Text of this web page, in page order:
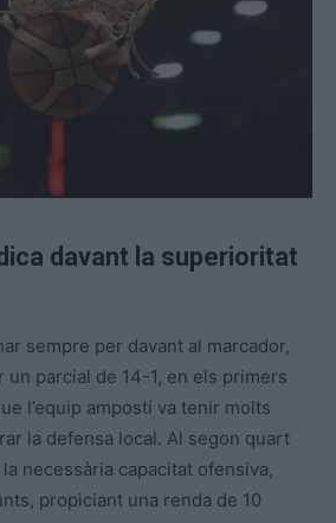
davant la superioritat
sempre per davant al marcador,
parcial de 14-1, en els primers
l’equip ampostí va tenir molts
la defensa local. Al segon quart
necessària capacitat ofensiva,
propiciant una renda de 10